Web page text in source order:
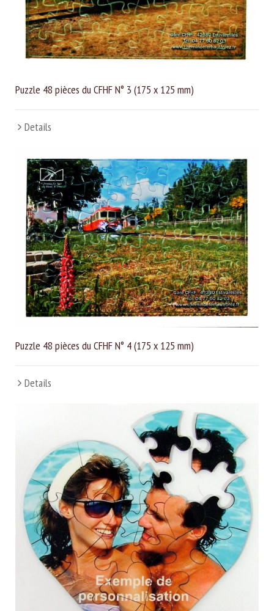
Puzzle 48 pièces du CFHF N° 3 (175 x 125 mm)
Details
Puzzle 48 pièces du CFHF N° 4 (175 x 125 mm)
Details